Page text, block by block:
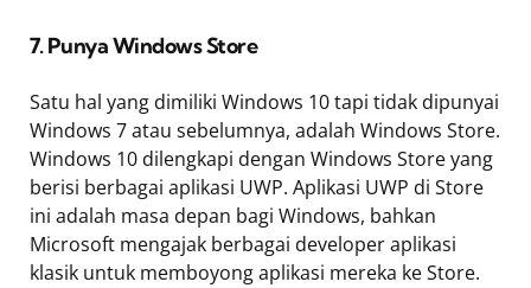
7. Punya Windows Store
Satu hal yang dimiliki Windows 10 tapi tidak dipunyai
Windows 7 atau sebelumnya, adalah Windows Store.
Windows 10 dilengkapi dengan Windows Store yang
berisi berbagai aplikasi UWP. Aplikasi UWP di Store
ini adalah masa depan bagi Windows, bahkan
Microsoft mengajak berbagai developer aplikasi
klasik untuk memboyong aplikasi mereka ke Store.